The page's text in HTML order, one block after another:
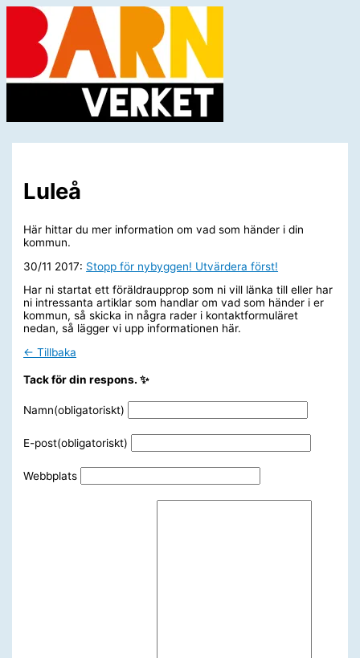
Hoppa
innehåll
Luleå
Här hittar du mer information om vad som händer i din
kommun.
30/11 2017: Stopp för nybyggen! Utvärdera först!
Har ni startat ett föräldraupprop som ni vill länka till eller har
ni intressanta artiklar som handlar om vad som händer i er
kommun, så skicka in några rader i kontaktformuläret
nedan, så lägger vi upp informationen här.
← Tillbaka
Tack för din respons. ✨
Namn(obligatoriskt)
E-post(obligatoriskt)
Webbplats